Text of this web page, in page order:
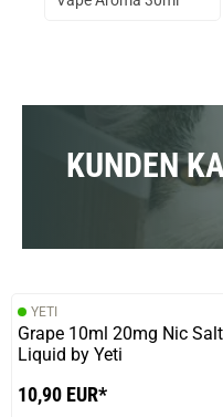
KUNDEN
YETI
Grape 10ml 20mg Nic Salt
Liquid by Yeti
10,90 EUR*